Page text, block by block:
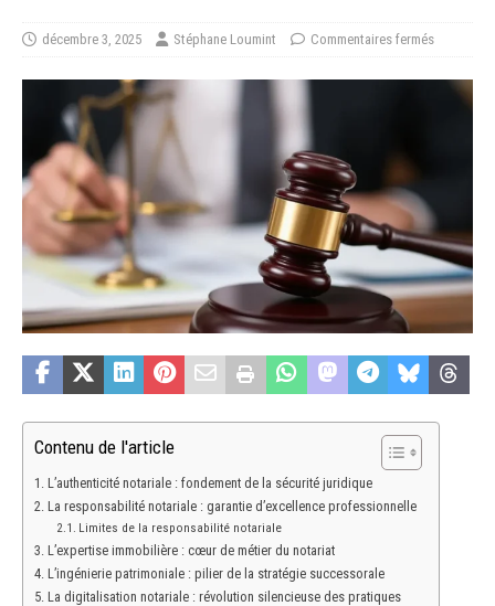
décembre 3, 2025 Stéphane Loumint Commentaires fermés
Contenu de l'article
L’authenticité notariale : fondement de la sécurité juridique
La responsabilité notariale : garantie d’excellence professionnelle
Limites de la responsabilité notariale
L’expertise immobilière : cœur de métier du notariat
L’ingénierie patrimoniale : pilier de la stratégie successorale
La digitalisation notariale : révolution silencieuse des pratiques